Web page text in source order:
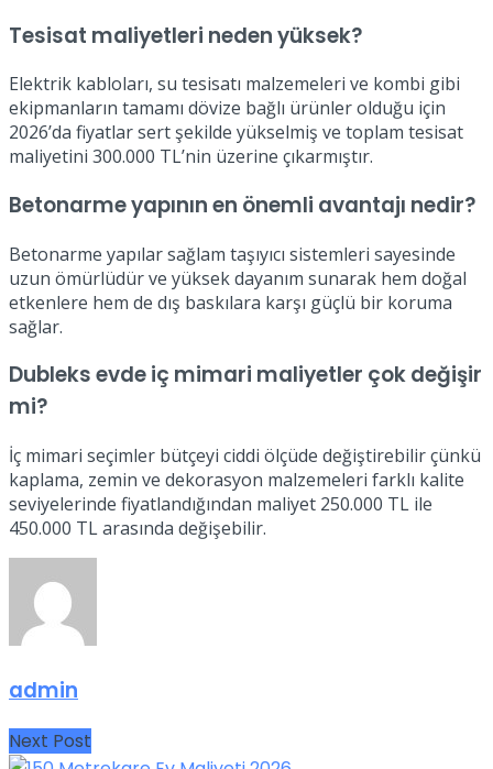
Tesisat maliyetleri neden yüksek?
Elektrik kabloları, su tesisatı malzemeleri ve kombi gibi
ekipmanların tamamı dövize bağlı ürünler olduğu için
2026’da fiyatlar sert şekilde yükselmiş ve toplam tesisat
maliyetini 300.000 TL’nin üzerine çıkarmıştır.
Betonarme yapının en önemli avantajı nedir?
Betonarme yapılar sağlam taşıyıcı sistemleri sayesinde
uzun ömürlüdür ve yüksek dayanım sunarak hem doğal
etkenlere hem de dış baskılara karşı güçlü bir koruma
sağlar.
Dubleks evde iç mimari maliyetler çok değişir
mi?
İç mimari seçimler bütçeyi ciddi ölçüde değiştirebilir çünkü
kaplama, zemin ve dekorasyon malzemeleri farklı kalite
seviyelerinde fiyatlandığından maliyet 250.000 TL ile
450.000 TL arasında değişebilir.
admin
Next Post